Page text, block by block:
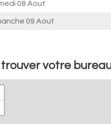
08 Aout
09 Aout
trouver votre